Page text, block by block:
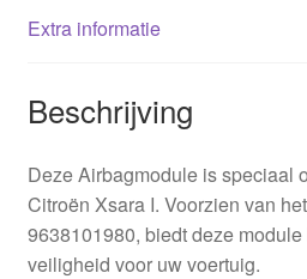
Extra informatie
Beschrijving
Deze Airbagmodule is speciaal
Citroën Xsara I. Voorzien van
9638101980, biedt deze
veiligheid voor uw voertuig.